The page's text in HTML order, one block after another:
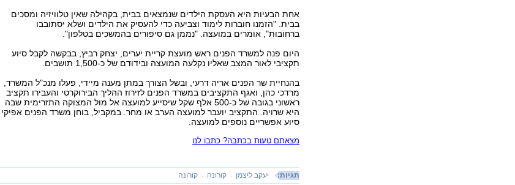
אחת הבעיות היא העסקת הילדים שנמצאים בבית, בקהילה שאין טלוויזיה ומסכים
בבית. "הזמנו חוברות לימוד וצביעה כדי להעסיק את הילדים ושלא יסתובבו
ברחובות", אומרים במועצה. "נממן גם סיפורים בהמשכים בטלפון".
היום פנה למשרד הפנים ראש מועצת קריית יערים, יצחק רביץ, בבקשה לקבל סיוע
תקציבי לאור המצב שאליו נקלעה המועצה ובידודם של כ-1,500 תושבים.
בהנחיית שר הפנים אריה דרעי, ובשל הצורך במתן מענה מיידי, פעלו מנכ"ל המשרד,
מרדכי כהן, ואגף התקציבים במשרד הפנים לזירוז ההליך הבירוקרטי והעבירו תקציב
ראשוני בגובה של כ-500 אלף שקל שיסייע למועצה אל מול המצוקה התזרימית שבה
היא שרויה. התקציב יועבר למועצה הערב או מחר. במקביל, בוחן משרד הפנים אפיקי
סיוע אפשריים נוספים למועצה.
מצאתם טעות בכתבה? כתבו לנו
תגיות: יעקב ליצמן קורונה קורונה